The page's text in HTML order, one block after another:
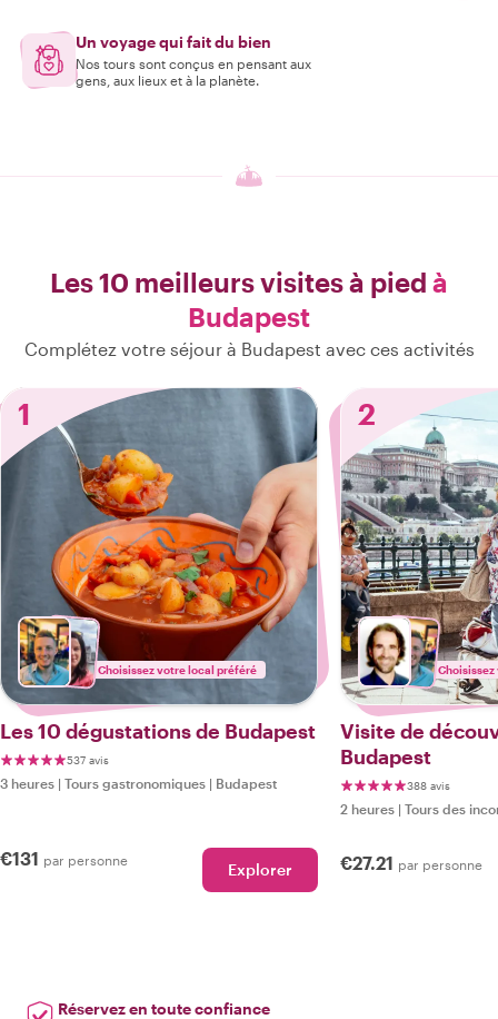
Un voyage qui fait du bien
Nos tours sont conçus en pensant aux
gens, aux lieux et à la planète.
Les 10 meilleurs visites à pied à
Budapest
Complétez votre séjour à Budapest avec ces activités
1
Choisissez votre local préféré
Les 10 dégustations de Budapest
537 avis
3 heures | Tours gastronomiques | Budapest
€131 par personne Explorer
2
Visite de
Budapest
388 avis
2 heures | Tours des
€27.21 par personne
Réservez en toute confiance